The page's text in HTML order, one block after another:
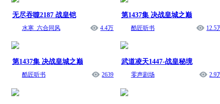
无尽吞噬2187 战皇铠
水寒_六合同风 4.4万
第1437集 决战皇城之巅
酷匠听书 2639
第1437集 决战皇城之巅
酷匠听书 12.5
武道凌天1447-战皇秘境
零声剧场 2.9